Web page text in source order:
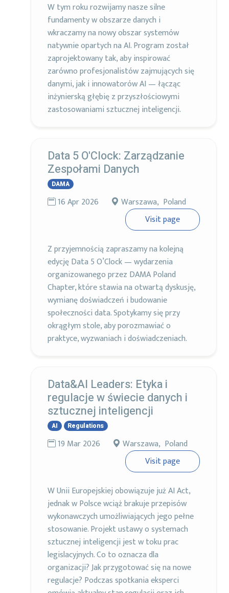
W tym roku rozwijamy nasze silne
fundamenty w obszarze danych i
wkraczamy na nowy obszar systemów
natywnie opartych na AI. Program został
zaprojektowany tak, aby inspirować
zarówno profesjonalistów zajmujących się
danymi, jak i innowatorów AI — łącząc
inżynierską głębię z przyszłościowymi
zastosowaniami sztucznej inteligencji.
Data 5 O'Clock: Zarządzanie
Zespołami Danych
DAMA
16 Apr 2026
Warszawa, Poland
Visit page
Z przyjemnością zapraszamy na kolejną
edycję Data 5 O’Clock — wydarzenia
organizowanego przez DAMA Poland
Chapter, które stawia na otwartą dyskusję,
wymianę doświadczeń i budowanie
społeczności data. Spotykamy się przy
okrągłym stole, aby porozmawiać o
praktyce, wyzwaniach i doświadczeniach.
Data&AI Leaders: Etyka i
regulacje w świecie danych i
sztucznej inteligencji
AI Regulations
19 Mar 2026
Warszawa, Poland
Visit page
W Unii Europejskiej obowiązuje już AI Act,
jednak w Polsce wciąż brakuje przepisów
wykonawczych umożliwiających jego pełne
stosowanie. Projekt ustawy o systemach
sztucznej inteligencji jest w toku prac
legislacyjnych. Co to oznacza dla
organizacji? Jak przygotować się na nowe
regulacje? Podczas spotkania eksperci